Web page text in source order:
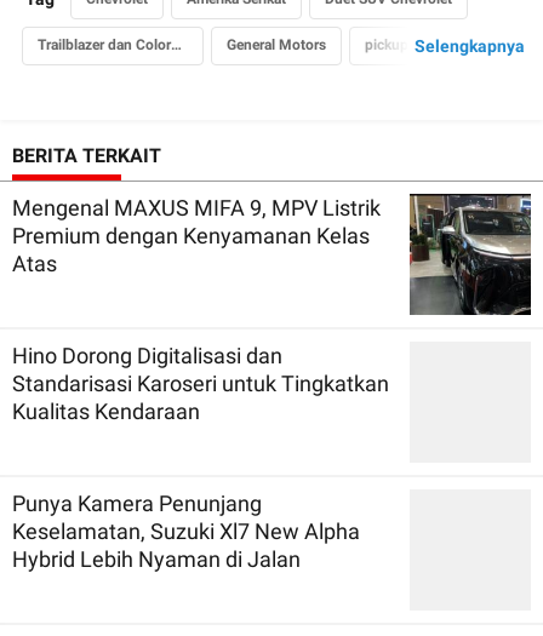
Trailblazer dan Colorado General Motors pickup truckSelengkapnya
BERITA TERKAIT
Mengenal MAXUS MIFA 9, MPV Listrik
Premium dengan Kenyamanan Kelas
Atas
Hino Dorong Digitalisasi dan
Standarisasi Karoseri untuk Tingkatkan
Kualitas Kendaraan
Punya Kamera Penunjang
Keselamatan, Suzuki Xl7 New Alpha
Hybrid Lebih Nyaman di Jalan